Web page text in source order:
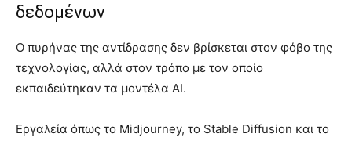
δεδομένων
Ο πυρήνας της αντίδρασης δεν βρίσκεται στον φόβο της
τεχνολογίας, αλλά στον τρόπο με τον οποίο
εκπαιδεύτηκαν τα μοντέλα AI.
Εργαλεία όπως το Midjourney, το Stable Diffusion και το